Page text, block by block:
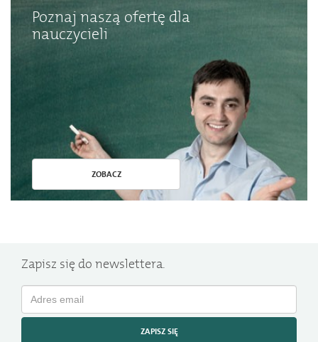
Poznaj naszą ofertę dla
nauczycieli
ZOBACZ
Zapisz się do newslettera.
ZAPISZ SIĘ